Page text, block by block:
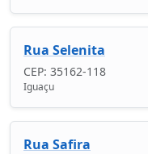
Rua Selenita
CEP: 35162-118
Iguaçu
Rua Safira